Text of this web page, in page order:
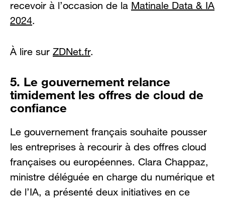
recevoir à l’occasion de la Matinale Data & IA
2024.
À lire sur ZDNet.fr.
5. Le gouvernement relance
timidement les offres de cloud de
confiance
Le gouvernement français souhaite pousser
les entreprises à recourir à des offres cloud
françaises ou européennes. Clara Chappaz,
ministre déléguée en charge du numérique et
de l’IA, a présenté deux initiatives en ce